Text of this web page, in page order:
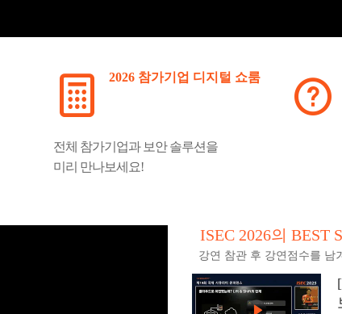
2026 참가기업 디지털 쇼룸
전체 참가기업과 보안 솔루션을
미리 만나보세요!
ISEC 2026의 BEST
강연 참관 후 강연점수를 남